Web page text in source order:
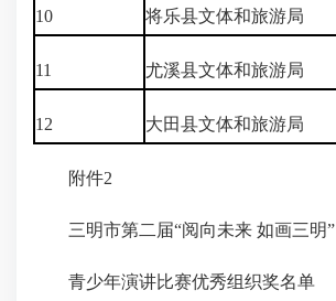
10 将乐县文体和旅游局
11 尤溪县文体和旅游局
12 大田县文体和旅游局
附件2
三明市第二届“阅向未来 如画三明”
青少年演讲比赛优秀组织奖名单